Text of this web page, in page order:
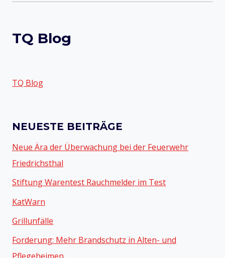
TQ Blog
TQ Blog
NEUESTE BEITRÄGE
Neue Ära der Überwachung bei der Feuerwehr
Friedrichsthal
Stiftung Warentest Rauchmelder im Test
KatWarn
Grillunfälle
Forderung: Mehr Brandschutz in Alten- und